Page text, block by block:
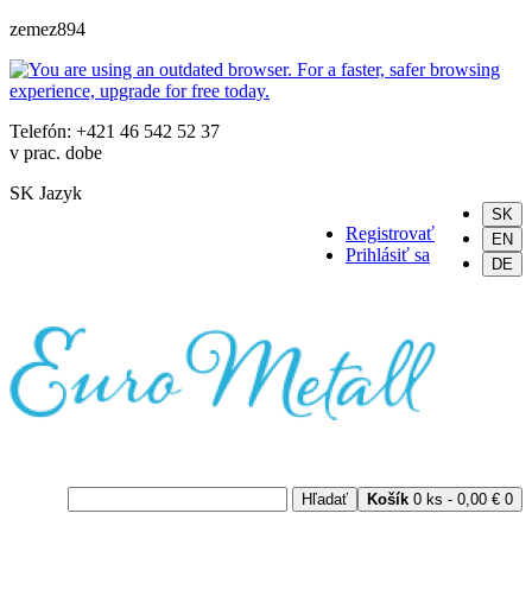
zemez894
Telefón: +421 46 542 52 37
v prac. dobe
SK Jazyk
SK
EN
DE
Registrovať
Prihlásiť sa
Košík 0 ks - 0,00 € 0
Hľadať